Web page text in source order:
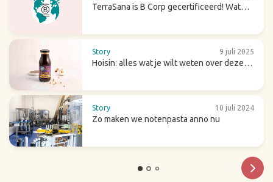
TerraSana is B Corp gecertificeerd! Wat
Story 9 juli 2025
Hoisin: alles wat je wilt weten over deze
Story 10 juli 2024
Zo maken we notenpasta anno nu